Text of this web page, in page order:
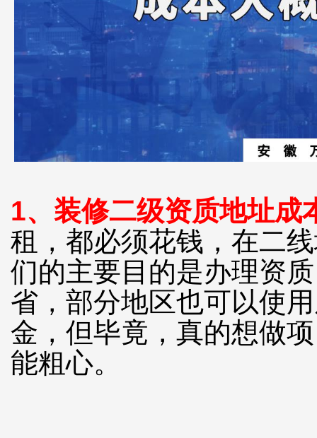
1、 装修二级资质地址成
租，都必须花钱，在二
们的主要目的是办理资
省，部分地区也可以使
金，但毕竟，真的想做
能粗心。